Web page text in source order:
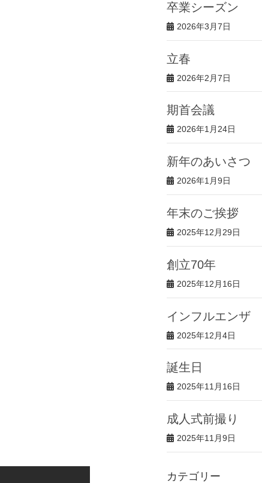
卒業シーズン
2026年3月7日
立春
2026年2月7日
期首会議
2026年1月24日
新年のあいさつ
2026年1月9日
年末のご挨拶
2025年12月29日
創立70年
2025年12月16日
インフルエンザ
2025年12月4日
誕生日
2025年11月16日
成人式前撮り
2025年11月9日
カテゴリー